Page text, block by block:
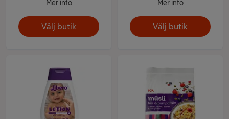
Mer info
Välj butik
Mer info
Välj butik